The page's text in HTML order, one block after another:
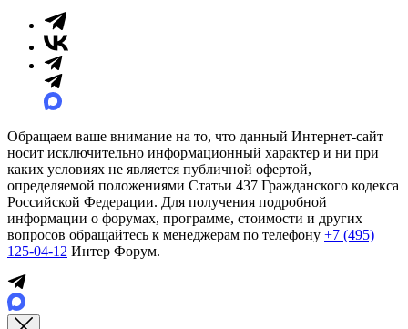
Обращаем ваше внимание на то, что данный Интернет-сайт
носит исключительно информационный характер и ни при
каких условиях не является публичной офертой,
определяемой положениями Статьи 437 Гражданского кодекса
Российской Федерации. Для получения подробной
информации о форумах, программе, стоимости и других
вопросов обращайтесь к менеджерам по телефону +7 (495)
125-04-12 Интер Форум.